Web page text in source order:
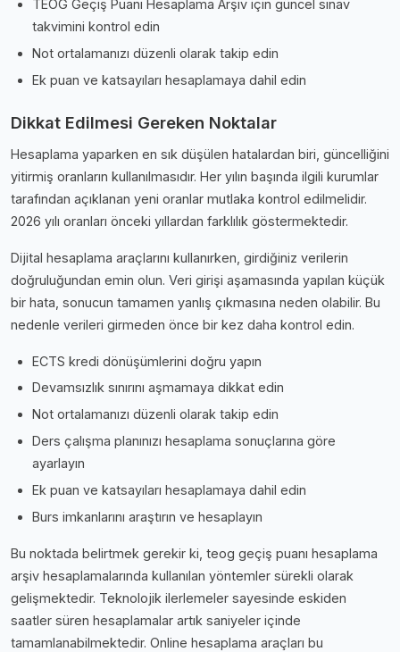
TEOG Geçiş Puanı Hesaplama Arşiv için güncel sınav
takvimini kontrol edin
Not ortalamanızı düzenli olarak takip edin
Ek puan ve katsayıları hesaplamaya dahil edin
Dikkat Edilmesi Gereken Noktalar
Hesaplama yaparken en sık düşülen hatalardan biri, güncelliğini
yitirmiş oranların kullanılmasıdır. Her yılın başında ilgili kurumlar
tarafından açıklanan yeni oranlar mutlaka kontrol edilmelidir.
2026 yılı oranları önceki yıllardan farklılık göstermektedir.
Dijital hesaplama araçlarını kullanırken, girdiğiniz verilerin
doğruluğundan emin olun. Veri girişi aşamasında yapılan küçük
bir hata, sonucun tamamen yanlış çıkmasına neden olabilir. Bu
nedenle verileri girmeden önce bir kez daha kontrol edin.
ECTS kredi dönüşümlerini doğru yapın
Devamsızlık sınırını aşmamaya dikkat edin
Not ortalamanızı düzenli olarak takip edin
Ders çalışma planınızı hesaplama sonuçlarına göre
ayarlayın
Ek puan ve katsayıları hesaplamaya dahil edin
Burs imkanlarını araştırın ve hesaplayın
Bu noktada belirtmek gerekir ki, teog geçiş puanı hesaplama
arşiv hesaplamalarında kullanılan yöntemler sürekli olarak
gelişmektedir. Teknolojik ilerlemeler sayesinde eskiden
saatler süren hesaplamalar artık saniyeler içinde
tamamlanabilmektedir. Online hesaplama araçları bu